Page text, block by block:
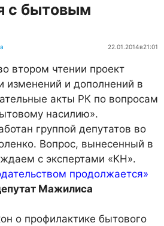
с бытовым
22.01.2014в21:01
втором чтении проект
изменений и дополнений в
акты РК по вопросам
насилию».
группой депутатов во
Вопрос, вынесенный в
с экспертами «КН».
продолжается»
Мажилиса
о профилактике бытового